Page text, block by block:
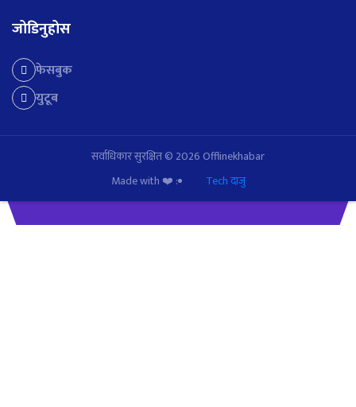
जोडिनुहोस
फेसबुक
युटूब
सर्वाधिकार सुरक्षित © 2026 Offlinekhabar
Made with ❤️ :
Tech दाजु